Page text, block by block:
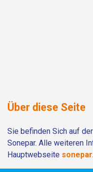
Über diese Seite
Sie befinden Sich auf
Sonepar. Alle weiteren
Hauptwebseite